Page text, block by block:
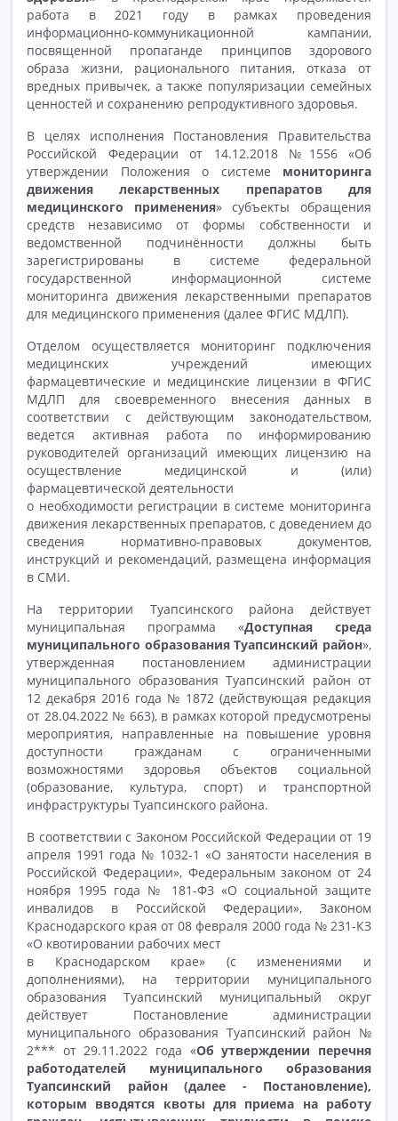
работа в 2021 году в рамках проведения
информационно-коммуникационной кампании,
посвященной пропаганде принципов здорового
образа жизни, рационального питания, отказа от
вредных привычек, а также популяризации семейных
ценностей и сохранению репродуктивного здоровья.
В целях исполнения Постановления Правительства
Российской Федерации от 14.12.2018 №1556 «Об
утверждении Положения о системе
мониторинга
движения лекарственных препаратов для
медицинского применения» субъекты обращения
средств независимо от формы собственности и
ведомственной подчинённости должны быть
зарегистрированы в системе федеральной
государственной информационной системе
мониторинга движения лекарственными препаратов
для медицинского применения (далее ФГИС МДЛП).
Отделом осуществляется мониторинг подключения
медицинских учреждений имеющих
фармацевтические и медицинские лицензии в ФГИС
МДЛП для своевременного внесения данных в
соответствии с действующим законодательством,
ведется активная работа по информированию
руководителей организаций имеющих лицензию на
осуществление медицинской и (или)
фармацевтической деятельности
о необходимости регистрации в системе мониторинга
движения лекарственных препаратов, с доведением до
сведения нормативно-правовых документов,
инструкций и рекомендаций, размещена информация
в СМИ.
На территории Туапсинского района действует
муниципальная программа «Доступная среда
муниципального образования Туапсинский район»,
утвержденная постановлением администрации
муниципального образования Туапсинский район от
12 декабря 2016 года № 1872 (действующая редакция
от 28.04.2022 № 663), в рамках которой предусмотрены
мероприятия, направленные на повышение уровня
доступности гражданам с ограниченными
возможностями здоровья объектов социальной
(образование, культура, спорт) и транспортной
инфраструктуры Туапсинского района.
В соответствии с Законом Российской Федерации от 19
апреля 1991 года № 1032-1 «О занятости населения в
Российской Федерации», Федеральным законом от 24
ноября 1995 года № 181-ФЗ «О социальной защите
инвалидов в Российской Федерации», Законом
Краснодарского края от 08 февраля 2000 года № 231-КЗ
«О квотировании рабочих мест
в Краснодарском крае» (с изменениями и
дополнениями), на территории муниципального
образования Туапсинский муниципальный округ
действует Постановление администрации
муниципального образования Туапсинский район №
2*** от 29.11.2022 года «Об утверждении перечня
работодателей муниципального образования
Туапсинский район (далее - Постановление),
которым вводятся квоты для приема на работу